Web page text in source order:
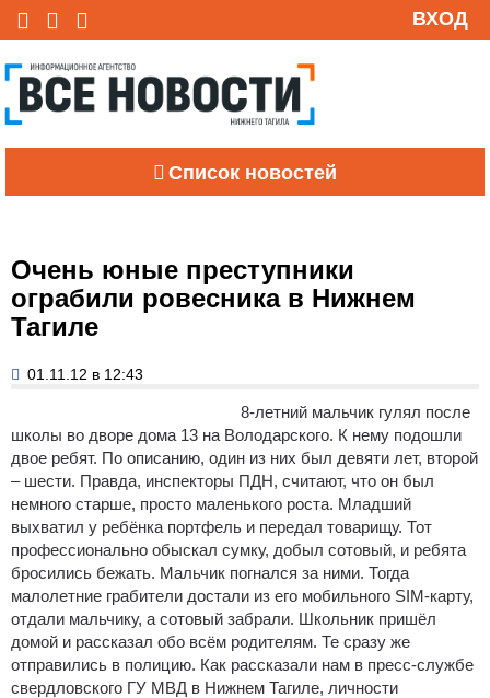
ВХОД
Список новостей
Очень юные преступники
ограбили ровесника в Нижнем
Тагиле
01.11.12 в 12:43
8-летний мальчик гулял после
школы во дворе дома 13 на Володарского. К нему подошли
двое ребят. По описанию, один из них был девяти лет, второй
– шести. Правда, инспекторы ПДН, считают, что он был
немного старше, просто маленького роста. Младший
выхватил у ребёнка портфель и передал товарищу. Тот
профессионально обыскал сумку, добыл сотовый, и ребята
бросились бежать. Мальчик погнался за ними. Тогда
малолетние грабители достали из его мобильного SIM-карту,
отдали мальчику, а сотовый забрали. Школьник пришёл
домой и рассказал обо всём родителям. Те сразу же
отправились в полицию. Как рассказали нам в пресс-службе
свердловского ГУ МВД в Нижнем Тагиле, личности